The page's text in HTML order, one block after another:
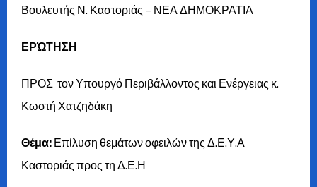
Βουλευτής Ν. Καστοριάς – ΝΕΑ ΔΗΜΟΚΡΑΤΙΑ
ΕΡΏΤΗΣΗ
ΠΡΟΣ τον Υπουργό Περιβάλλοντος και Ενέργειας κ.
Κωστή Χατζηδάκη
Θέμα: Επίλυση θεμάτων οφειλών της Δ.Ε.Υ.Α
Καστοριάς προς τη Δ.Ε.Η